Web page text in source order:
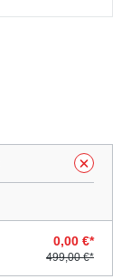
0,00 €*
499,00 €*